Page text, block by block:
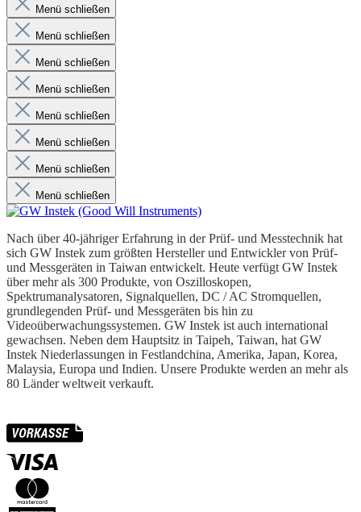
Menü schließen
Menü schließen
Menü schließen
Menü schließen
Menü schließen
Menü schließen
Menü schließen
Menü schließen
Nach über 40-jähriger Erfahrung in der Prüf- und Messtechnik hat
sich GW Instek zum größten Hersteller und Entwickler von Prüf-
und Messgeräten in Taiwan entwickelt. Heute verfügt GW Instek
über mehr als 300 Produkte, von Oszilloskopen,
Spektrumanalysatoren, Signalquellen, DC / AC Stromquellen,
grundlegenden Prüf- und Messgeräten bis hin zu
Videoüberwachungssystemen. GW Instek ist auch international
gewachsen. Neben dem Hauptsitz in Taipeh, Taiwan, hat GW
Instek Niederlassungen in Festlandchina, Amerika, Japan, Korea,
Malaysia, Europa und Indien. Unsere Produkte werden an mehr als
80 Länder weltweit verkauft.